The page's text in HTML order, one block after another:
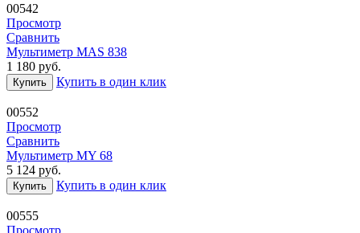
00542
Просмотр
Сравнить
Мультиметр MAS 838
1 180 руб.
Купить Купить в один клик
00552
Просмотр
Сравнить
Мультиметр MY 68
5 124 руб.
Купить Купить в один клик
00555
Просмотр